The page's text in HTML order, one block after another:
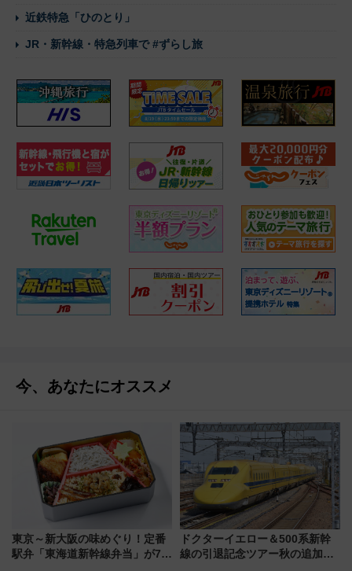
近鉄特急「ひのとり」
JR・新幹線・特急列車で #ずらし旅
今、あなたにオススメ
東京～新大阪の味めぐり！定番
駅弁「東海道新幹線弁当」が7月
ドクターイエロー＆500系新幹
線の引退記念ツアー秋の追加企